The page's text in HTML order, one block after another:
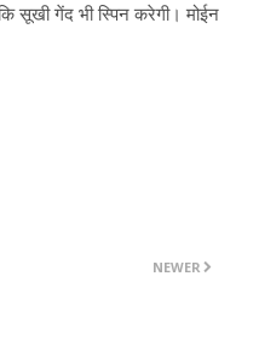
सूखी गेंद भी स्पिन करेगी। मोईन
NEWER